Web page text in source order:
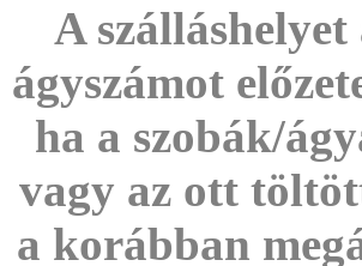
A
ágyszámot
ha a szobák/
vagy az ott
a korábban